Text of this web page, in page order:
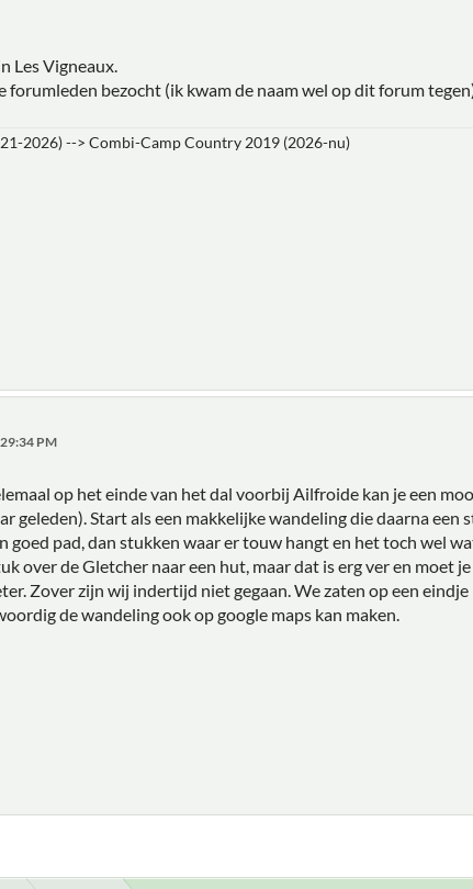
Les Vigneaux.
forumleden bezocht (ik kwam de naam wel op dit forum
2026) --> Combi-Camp Country 2019 (2026-nu)
PM
op het einde van het dal voorbij Ailfroide kan je een
geleden). Start als een makkelijke wandeling die daarna
goed pad, dan stukken waar er touw hangt en het toch wel
over de Gletcher naar een hut, maar dat is erg ver en moet
Zover zijn wij indertijd niet gegaan. We zaten op een
de wandeling ook op google maps kan maken.